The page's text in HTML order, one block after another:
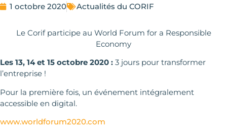
1 octobre 2020 Actualités du CORIF
Le Corif participe au World Forum for a Responsible
Economy
Les 13, 14 et 15 octobre 2020 : 3 jours pour transformer
l’entreprise !
Pour la première fois, un événement intégralement
accessible en digital.
www.worldforum2020.com